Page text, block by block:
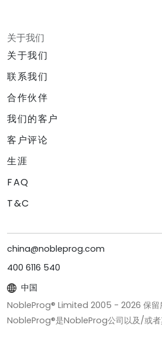
关于我们
关于我们
联系我们
合作伙伴
我们的客户
客户评论
生涯
FAQ
T&C
china@nobleprog.com
400 6116 540
中国
NobleProg® Limited 2005 - 2026 保留
NobleProg®是NobleProg公司以及/或者